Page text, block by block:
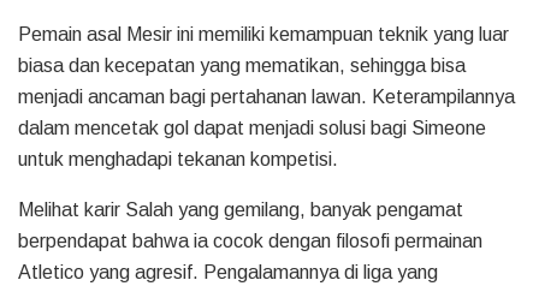
Pemain asal Mesir ini memiliki kemampuan teknik yang luar
biasa dan kecepatan yang mematikan, sehingga bisa
menjadi ancaman bagi pertahanan lawan. Keterampilannya
dalam mencetak gol dapat menjadi solusi bagi Simeone
untuk menghadapi tekanan kompetisi.
Melihat karir Salah yang gemilang, banyak pengamat
berpendapat bahwa ia cocok dengan filosofi permainan
Atletico yang agresif. Pengalamannya di liga yang